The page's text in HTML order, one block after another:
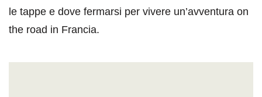
le tappe e dove fermarsi per vivere un’avventura on
the road in Francia.